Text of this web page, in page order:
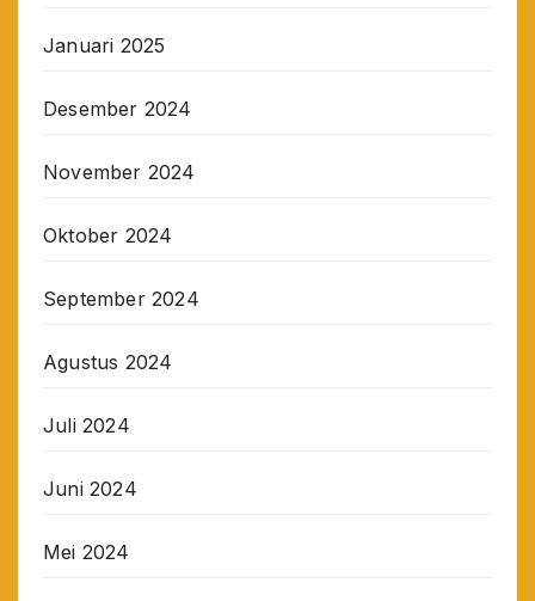
Januari 2025
Desember 2024
November 2024
Oktober 2024
September 2024
Agustus 2024
Juli 2024
Juni 2024
Mei 2024